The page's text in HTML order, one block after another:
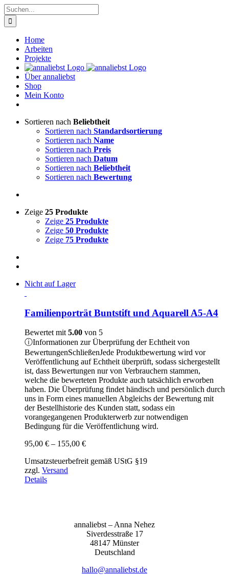
Zum
Inhalt
springen
Suche
nach:
Home
Arbeiten
Projekte
Über annaliebst
Shop
Mein Konto
Sortieren nach Beliebtheit
Sortieren nach Standardsortierung
Sortieren nach Name
Sortieren nach Preis
Sortieren nach Datum
Sortieren nach Beliebtheit
Sortieren nach Bewertung
Zeige 25 Produkte
Zeige 25 Produkte
Zeige 50 Produkte
Zeige 75 Produkte
Nicht auf Lager
Familienporträt Buntstift und Aquarell A5-A4
Bewertet mit5.00 von 5
ⓘInformationen zur Überprüfung der Echtheit von
BewertungenSchließenJede Produktbewertung wird vor
Veröffentlichung auf Echtheit überprüft, sodass sichergestellt
ist, dass Bewertungen nur von Verbrauchern stammen,
welche die bewerteten Produkte auch tatsächlich erworben
haben. Die Überprüfung findet händisch und persönlich durch
uns in Form eines manuellen Abgleichs der Bewertung mit
der Bestellhistorie des Kunden statt, sodass ein
vorangegangenen Produkterwerb zur notwendigen
Bedingung für die Veröffentlichung wird.
95,00 € – 155,00 €Preisspanne:
bis
Umsatzsteuerbefreit gemäß UStG §19
zzgl. Versand
Details
anna­liebst – Anna Nehez
Sive­r­des­stra­ße 17
48147 Müns­ter
Deutsch­land
hallo@annaliebst.de